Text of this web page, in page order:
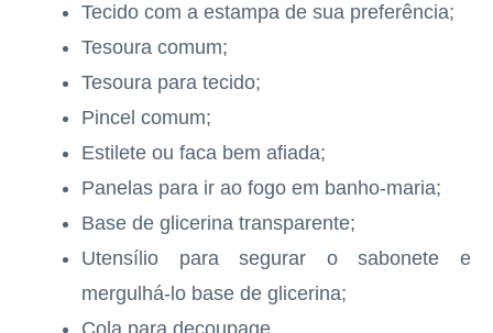
Tecido com a estampa de sua preferência;
Tesoura comum;
Tesoura para tecido;
Pincel comum;
Estilete ou faca bem afiada;
Panelas para ir ao fogo em banho-maria;
Base de glicerina transparente;
Utensílio para segurar o sabonete e
mergulhá-lo base de glicerina;